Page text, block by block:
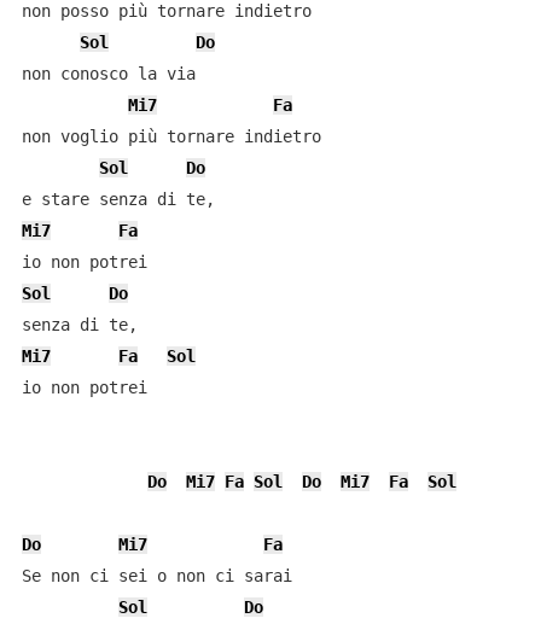
non posso più tornare indietro
Sol
Do
non conosco la via
Mi7
Fa
non voglio più tornare indietro
Sol
Do
Mi7
Fa
Sol
Do
Mi7
Fa
Sol
io non potrei
Do Mi7 Fa Sol Do Mi7 Fa Sol
Do Mi7
Fa
Se non ci sei o non ci sarai
Sol
Do